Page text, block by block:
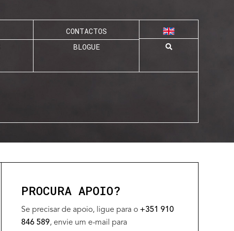
CONTACTOS
BLOGUE
PROCURA APOIO?
Se precisar de apoio, ligue para o +351 910
846 589, envie um e-mail para